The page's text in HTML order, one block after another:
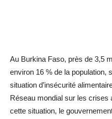
Au Burkina Faso, près de 3,5
environ 16 % de la population,
situation d’insécurité
Réseau mondial sur les
cette situation, le